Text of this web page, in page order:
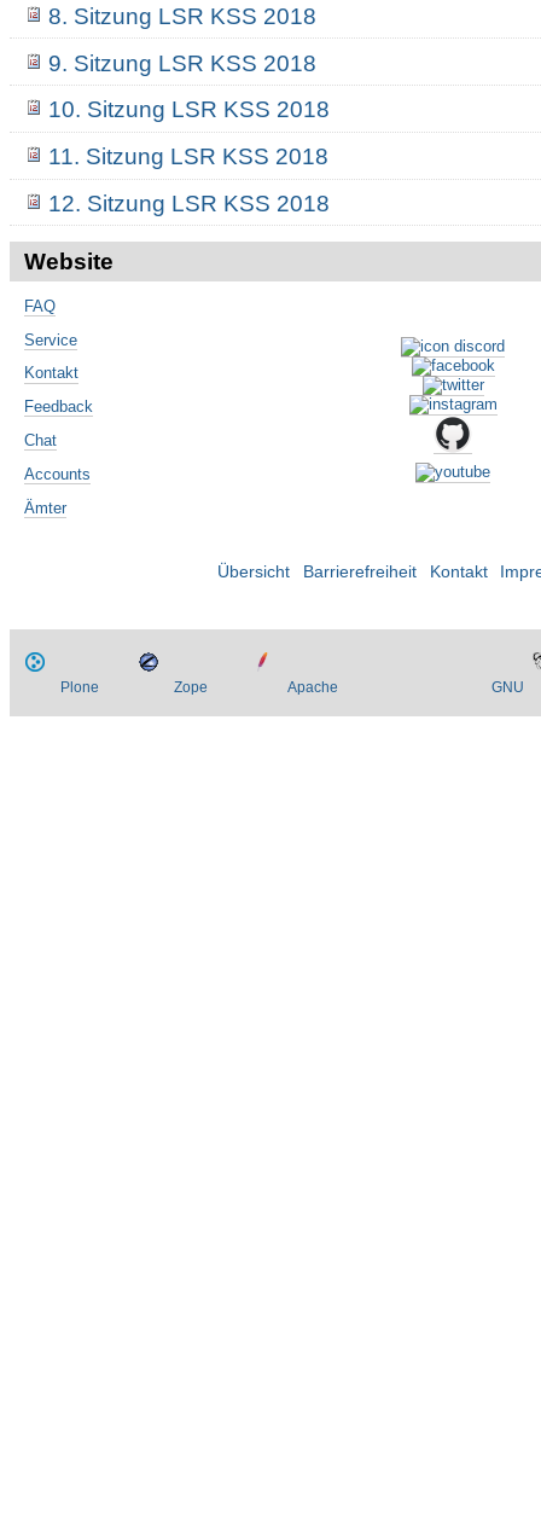
8. Sitzung LSR KSS 2018
9. Sitzung LSR KSS 2018
10. Sitzung LSR KSS 2018
11. Sitzung LSR KSS 2018
12. Sitzung LSR KSS 2018
Website
FAQ
Service
Kontakt
Feedback
Chat
Accounts
Ämter
Übersicht Barrierefreiheit Kontakt
Plone Zope Apache GNU